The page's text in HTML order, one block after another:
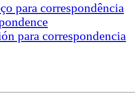
para correspondência
para correspondencia